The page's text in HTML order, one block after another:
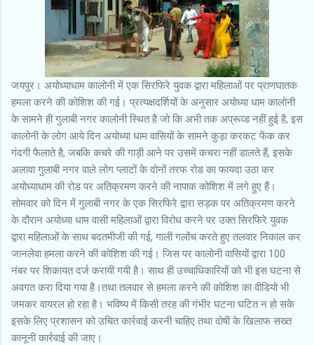
जयपुर। अयोध्याधाम कालोनी में एक सिरफिरे युवक द्वारा महिलाओं पर प्राणघातक
हमला करने की कोशिश की गई। प्रत्यक्षदर्शियों के अनुसार अयोध्या धाम कालोनी
के सामने ही गुलाबी नगर कालोनी स्थित है जो कि अभी तक अप्रूव्ड नहीं हुई है, इस
कालोनी के लोग आये दिन अयोध्या धाम वासियों के सामने कुड़ा करकट फेंक कर
गंदगी फैलाते है, जबकि कचरे की गाड़ी आने पर उसमें कचरा नहीं डालते हैं, इसके
अलावा गुलाबी नगर वाले लोग प्लाटों के दोनों तरफ रोड का फायदा उठा कर
अयोध्याधाम की रोड पर अतिक्रमण करने की नापाक कोशिश में लगे हुए हैं।
सोमवार को दिन में गुलाबी नगर के एक सिरफिरे द्वारा सड़क पर अतिक्रमण करने
के दौरान अयोध्या धाम वासी महिलाओं द्वारा विरोध करने पर उक्त सिरफिरे युवक
द्वारा महिलाओं के साथ बदतमीजी की गई, गाली गलोंच करते हुए तलवार निकाल कर
जानलेवा हमला करने की कोशिश की गई। जिस पर कालोनी वासियों द्वारा 100
नंबर पर शिकायत दर्ज करायी गयी है। साथ ही उच्चाधिकारियों को भी इस घटना से
अवगत करा दिया गया है।तथा तलवार से हमला करने की कोशिश का वीडियो भी
जमकर वायरल हो रहा है। भविष्य में किसी तरह की गंभीर घटना घटित न हो सके
इसके लिए प्रशासन को उचित कार्रवाई करनी चाहिए तथा दोषी के खिलाफ सख्त
कानूनी कार्रवाई की जाए।